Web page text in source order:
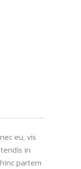
eu, vis
in
partem